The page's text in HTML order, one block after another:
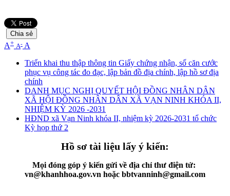
Chia sẻ
A+ A- A
Triển khai thu thập thông tin Giấy chứng nhận, số căn cước
phục vụ công tác đo đạc, lập bản đồ địa chính, lập hồ sơ địa
chính
DANH MỤC NGHỊ QUYẾT HỘI ĐỒNG NHÂN DÂN
XÃ HỘI ĐỒNG NHÂN DÂN XÃ VẠN NINH KHÓA II,
NHIỆM KỲ 2026 -2031
HĐND xã Vạn Ninh khóa II, nhiệm kỳ 2026-2031 tổ chức
Kỳ họp thứ 2
Hồ sơ tài liệu lấy ý kiến:
Mọi đóng góp ý kiến gửi về địa chỉ thư điện tử:
vn@khanhhoa.gov.vn hoặc bbtvanninh@gmail.com